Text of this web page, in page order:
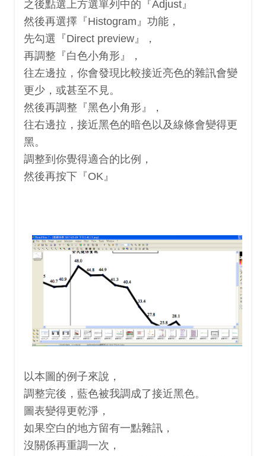
之後點選上方選單列中的『Adjust』
然後再選擇『Histogram』功能，
先勾選『Direct preview』，
再調整『白色小角形』，
往左邊拉，你會發現比較接近亮色的雜訊會變
更少，或甚至不見。
然後再調整『黑色小角形』，
往右邊拉，接近黑色的暗色以及線條會變得更
黑。
調整到你覺得適合的比例，
然後再按下『OK』
以本圖的例子來說，
調整完後，藍色被我調成了接近黑色。
圖表變得更乾淨，
如果空白的地方留有一點雜訊，
沒關係再重調一次，